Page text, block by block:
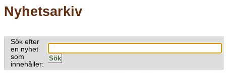
Nyhetsarkiv
Sök efter
en nyhet
som
innehåller: